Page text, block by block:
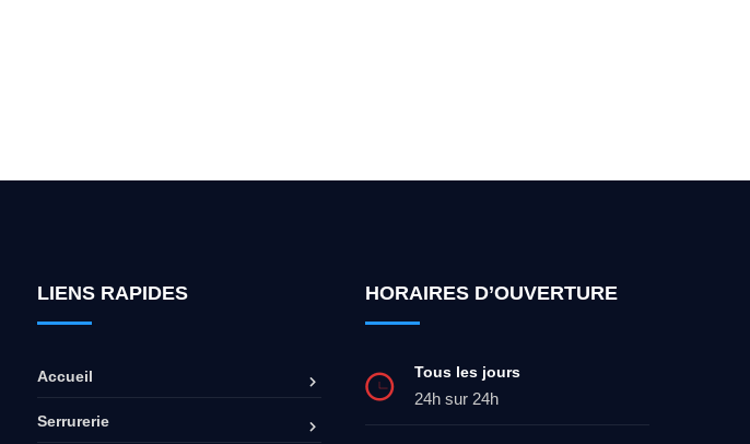
LIENS RAPIDES
Accueil
Serrurerie
HORAIRES D’OUVERTURE
Tous les jours
24h sur 24h